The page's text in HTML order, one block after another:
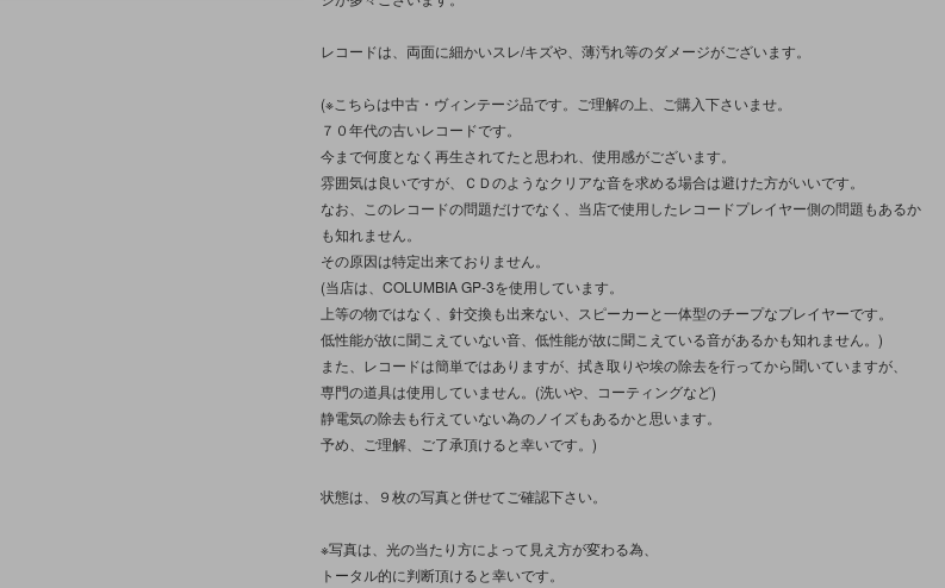
レコードは、両面に細かいスレ/キズや、薄汚れ等のダメージがございます。
(※こちらは中古・ヴィンテージ品です。ご理解の上、ご購入下さいませ。
７０年代の古いレコードです。
今まで何度となく再生されてたと思われ、使用感がございます。
雰囲気は良いですが、ＣＤのようなクリアな音を求める場合は避けた方がいいです。
なお、このレコードの問題だけでなく、当店で使用したレコードプレイヤー側の問題もあるか
も知れません。
その原因は特定出来ておりません。
(当店は、COLUMBIA GP-3を使用しています。
上等の物ではなく、針交換も出来ない、スピーカーと一体型のチープなプレイヤーです。
低性能が故に聞こえていない音、低性能が故に聞こえている音があるかも知れません。)
また、レコードは簡単ではありますが、拭き取りや埃の除去を行ってから聞いていますが、
専門の道具は使用していません。(洗いや、コーティングなど)
静電気の除去も行えていない為のノイズもあるかと思います。
予め、ご理解、ご了承頂けると幸いです。)
状態は、９枚の写真と併せてご確認下さい。
※写真は、光の当たり方によって見え方が変わる為、
トータル的に判断頂けると幸いです。